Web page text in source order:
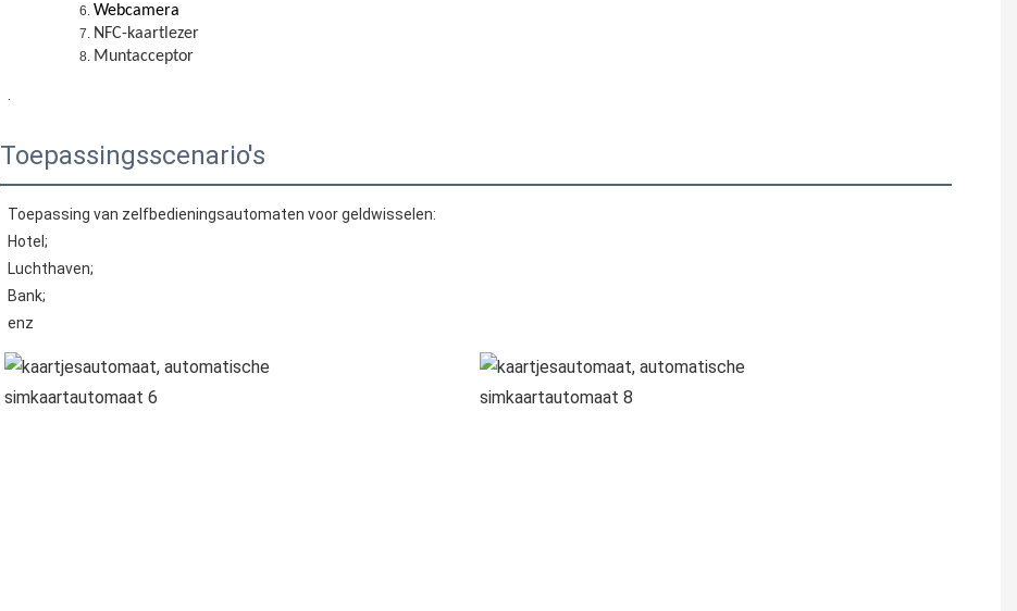
Webcamera
NFC-kaartlezer
Muntacceptor
Toepassingsscenario's
Toepassing van zelfbedieningsautomaten voor geldwisselen:
Hotel;
Luchthaven;
Bank;
enz